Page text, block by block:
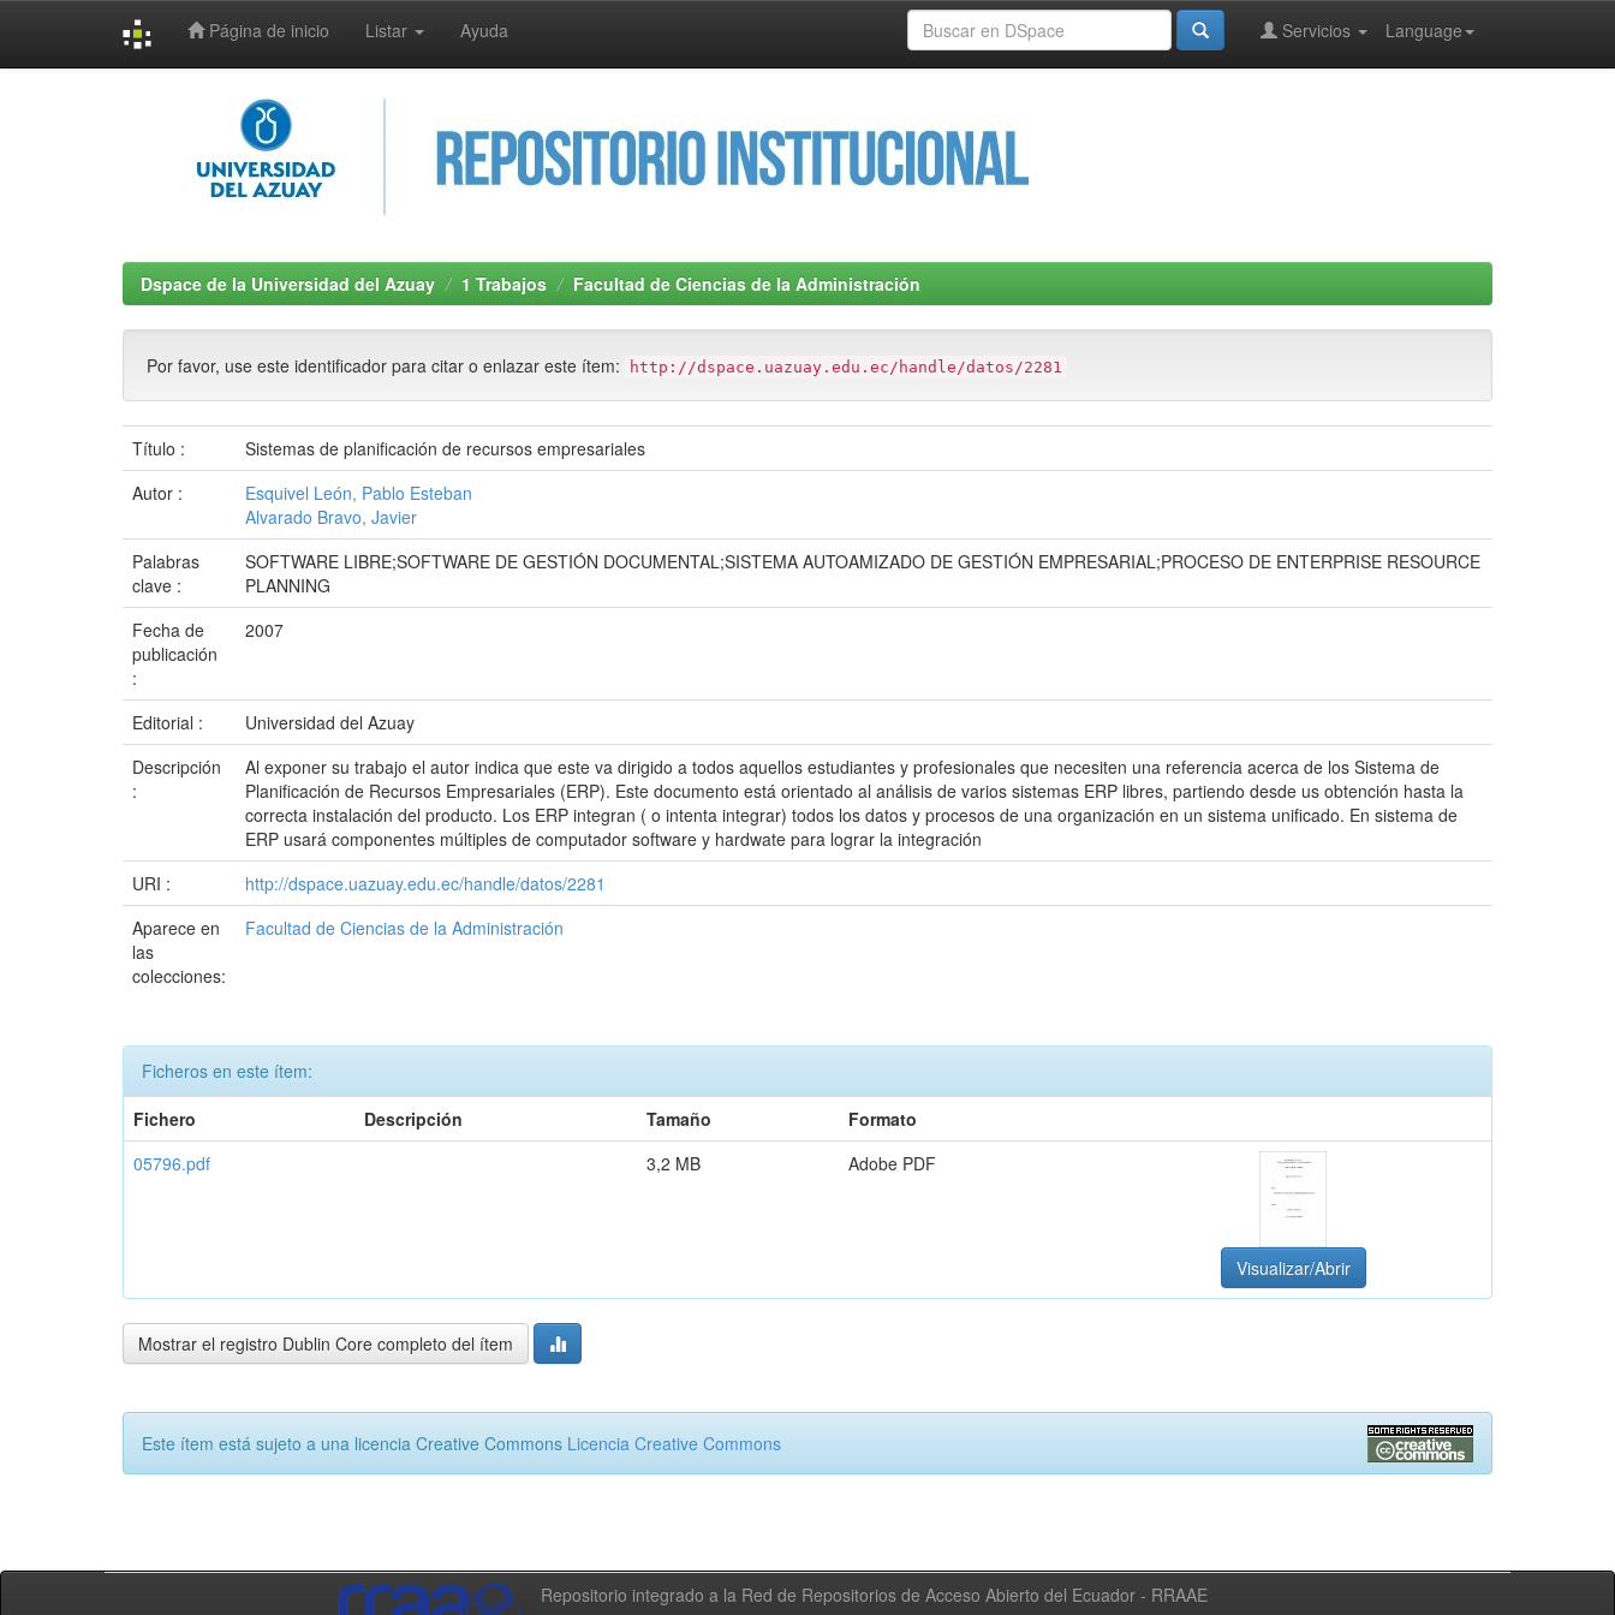
Página de inicio Listar Ayuda Language
Servicios
Dspace de la Universidad del Azuay 1 Trabajos Facultad de Ciencias de la Administración
Por favor, use este identificador para citar o enlazar este ítem: http://dspace.uazuay.edu.ec/handle/datos/2281
Título :
Sistemas de planificación de recursos empresariales
Autor :
Esquivel León, Pablo Esteban
Alvarado Bravo, Javier
Palabras
clave :
SOFTWARE LIBRE;SOFTWARE DE GESTIÓN DOCUMENTAL;SISTEMA AUTOAMIZADO DE GESTIÓN EMPRESARIAL;PROCESO DE ENTERPRISE RESOURCE
PLANNING
Fecha de
publicación
:
2007
Editorial :
Universidad del Azuay
Descripción
:
Al exponer su trabajo el autor indica que este va dirigido a todos aquellos estudiantes y profesionales que necesiten una referencia acerca de los Sistema de
Planificación de Recursos Empresariales (ERP). Este documento está orientado al análisis de varios sistemas ERP libres, partiendo desde us obtención hasta la
correcta instalación del producto. Los ERP integran ( o intenta integrar) todos los datos y procesos de una organización en un sistema unificado. En sistema de
ERP usará componentes múltiples de computador software y hardwate para lograr la integración
URI :
http://dspace.uazuay.edu.ec/handle/datos/2281
Aparece en
las
colecciones:
Facultad de Ciencias de la Administración
Ficheros en este ítem:
Fichero
Descripción Tamaño
Formato
05796.pdf
3,2 MB Adobe PDF
Visualizar/Abrir
Mostrar el registro Dublin Core completo del ítem
Este ítem está sujeto a una licencia Creative Commons Licencia Creative Commons
Repositorio integrado a la Red de Repositorios de Acceso Abierto del Ecuador - RRAAE